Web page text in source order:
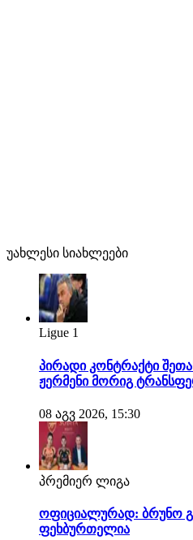
უახლესი სიახლეები
Ligue 1
პირადი კონტრაქტი
ჟერმენი მორიგ
08 აგვ 2026, 15:30
პრემიერ ლიგა
ოფიციალურად: ბრუნო
ფეხბურთელია